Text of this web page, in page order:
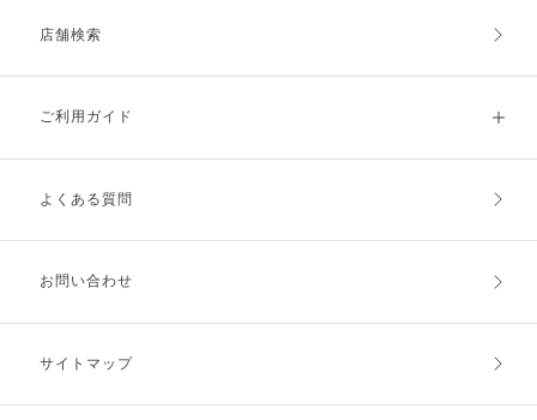
店舗検索
ご利用ガイド
ご利用ガイドトップ
お支払方法
キャンセル・返品・交換
よくある質問
お問い合わせ
サイトマップ